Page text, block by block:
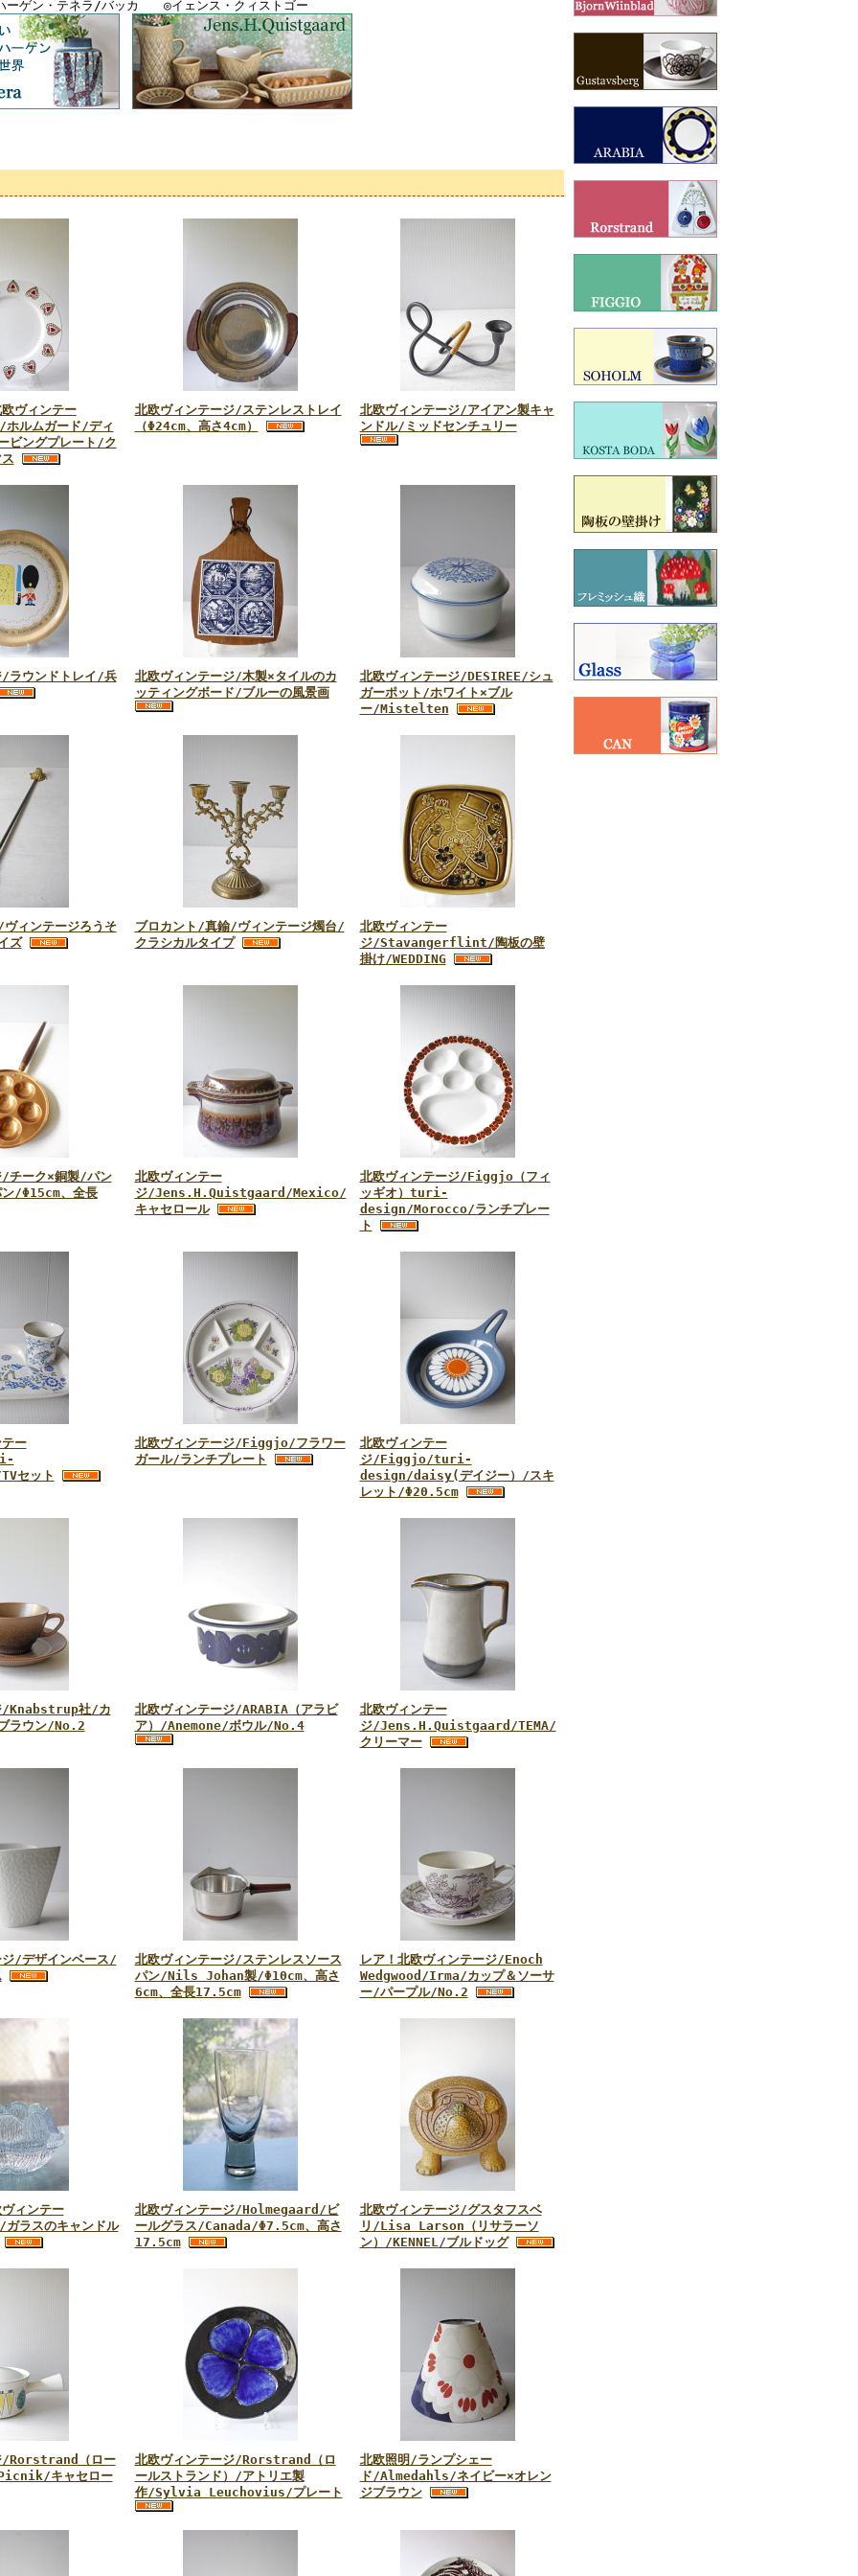
ーゲン・テネラ/バッカ ◎イェンス・クィストゴー
ヴィンテー
ルムガード/ディ
ビングプレート/ク
北欧ヴィンテージ/ステンレストレイ
（Φ24cm、高さ4cm）
北欧ヴィンテージ/アイアン製キャ
ンドル/ミッドセンチュリー
/ラウンドトレイ/兵
北欧ヴィンテージ/木製×タイルのカ
ッティングボード/ブルーの風景画
北欧ヴィンテージ/DESIREE/シュ
ガーポット/ホワイト×ブル
ー/Mistelten
ィンテージろうそ
ズ
ブロカント/真鍮/ヴィンテージ燭台/
クラシカルタイプ
北欧ヴィンテー
ジ/Stavangerflint/陶板の壁
掛け/WEDDING
/チーク×銅製/パン
/Φ15cm、全長
北欧ヴィンテー
ジ/Jens.H.Quistgaard/Mexico/
キャセロール
北欧ヴィンテージ/Figgjo（フィ
ッギオ）turi‐
design/Morocco/ランチプレー
ト
ー
セット
北欧ヴィンテージ/Figgjo/フラワー
ガール/ランチプレート
北欧ヴィンテー
ジ/Figgjo/turi‐
design/daisy(デイジー）/スキ
レット/Φ20.5cm
/Knabstrup社/カ
ラウン/No.2
北欧ヴィンテージ/ARABIA（アラビ
ア）/Anemone/ボウル/No.4
北欧ヴィンテー
ジ/Jens.H.Quistgaard/TEMA/
クリーマー
ジ/デザインベース/
北欧ヴィンテージ/ステンレスソース
パン/Nils Johan製/Φ10cm、高さ
6cm、全長17.5cm
レア！北欧ヴィンテージ/Enoch
Wedgwood/Irma/カップ＆ソーサ
ー/パープル/No.2
ィンテー
ラスのキャンドル
北欧ヴィンテージ/Holmegaard/ビ
ールグラス/Canada/Φ7.5cm、高さ
17.5cm
北欧ヴィンテージ/グスタフスベ
リ/Lisa Larson（リサラーソ
ン）/KENNEL/ブルドッグ
/Rorstrand（ロー
キャセロー
北欧ヴィンテージ/Rorstrand（ロ
ールストランド）/アトリエ製
作/Sylvia Leuchovius/プレート
北欧照明/ランプシェー
ド/Almedahls/ネイビー×オレン
ジブラウン